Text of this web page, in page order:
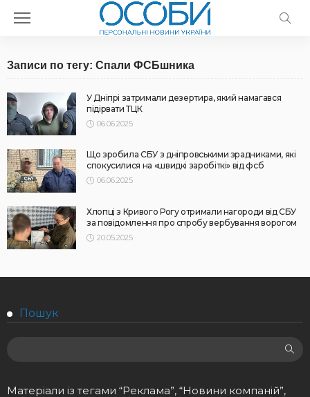
Записи по тегу: Спали ФСБшника
У Дніпрі затримали дезертира, який намагався
підірвати ТЦК
06.06.2025
Що зробила СБУ з дніпровськими зрадниками, які
спокусилися на «швидкі заробіткі» від фсб
06.06.2025
Хлопці з Кривого Рогу отримали нагороди від СБУ
за повідомлення про спробу вербування ворогом
20.05.2025
Пошук
Матеріали із тегами “Реклама”, “Новини компаній”,